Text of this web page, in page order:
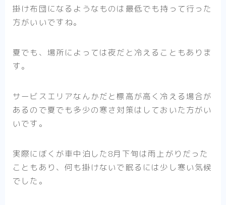
掛け布団になるようなものは最低でも持って行った
方がいいですね。
夏でも、場所によっては夜だと冷えることもありま
す。
サービスエリアなんかだと標高が高く冷える場合が
あるので夏でも多少の寒さ対策はしておいた方がい
いです。
実際にぼくが車中泊した8月下旬は雨上がりだった
こともあり、何も掛けないで眠るには少し寒い気候
でした。